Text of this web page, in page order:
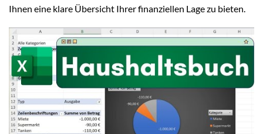
Ihnen eine klare Übersicht Ihrer finanziellen Lage zu bieten.